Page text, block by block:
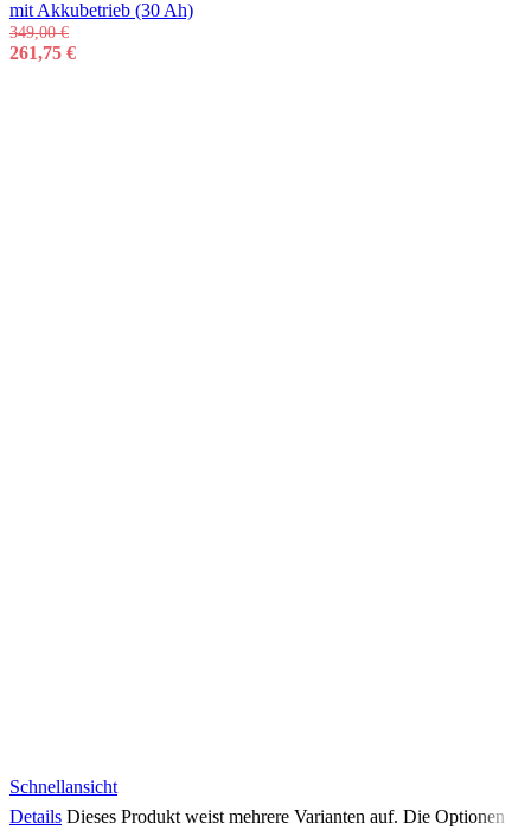
mit Akkubetrieb (30 Ah)
349,00€
261,75 €
Schnellansicht
Details Dieses Produkt weist mehrere Varianten auf. Die Optionen